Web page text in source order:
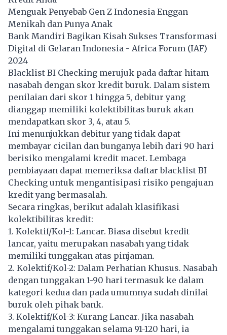
Menguak Penyebab Gen Z Indonesia Enggan
Menikah dan Punya Anak
Bank Mandiri Bagikan Kisah Sukses Transformasi
Digital di Gelaran Indonesia - Africa Forum (IAF)
2024
Blacklist BI Checking merujuk pada daftar hitam
nasabah dengan skor kredit buruk. Dalam sistem
penilaian dari skor 1 hingga 5, debitur yang
dianggap memiliki kolektibilitas buruk akan
mendapatkan skor 3, 4, atau 5.
Ini menunjukkan debitur yang tidak dapat
membayar cicilan dan bunganya lebih dari 90 hari
berisiko mengalami kredit macet. Lembaga
pembiayaan dapat memeriksa daftar blacklist BI
Checking untuk mengantisipasi risiko pengajuan
kredit yang bermasalah.
Secara ringkas, berikut adalah klasifikasi
kolektibilitas kredit:
1. Kolektif/Kol-1: Lancar. Biasa disebut kredit
lancar, yaitu merupakan nasabah yang tidak
memiliki tunggakan atas pinjaman.
2. Kolektif/Kol-2: Dalam Perhatian Khusus. Nasabah
dengan tunggakan 1-90 hari termasuk ke dalam
kategori kedua dan pada umumnya sudah dinilai
buruk oleh pihak bank.
3. Kolektif/Kol-3: Kurang Lancar. Jika nasabah
mengalami tunggakan selama 91-120 hari, ia